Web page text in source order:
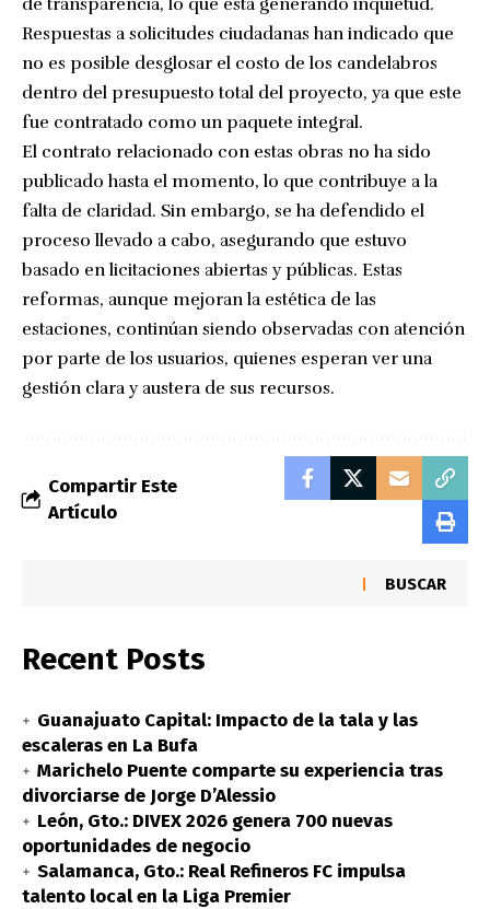
de transparencia, lo que está generando inquietud.
Respuestas a solicitudes ciudadanas han indicado que
no es posible desglosar el costo de los candelabros
dentro del presupuesto total del proyecto, ya que este
fue contratado como un paquete integral.
El contrato relacionado con estas obras no ha sido
publicado hasta el momento, lo que contribuye a la
falta de claridad. Sin embargo, se ha defendido el
proceso llevado a cabo, asegurando que estuvo
basado en licitaciones abiertas y públicas. Estas
reformas, aunque mejoran la estética de las
estaciones, continúan siendo observadas con atención
por parte de los usuarios, quienes esperan ver una
gestión clara y austera de sus recursos.
Compartir Este
Artículo
BUSCAR
Recent Posts
Guanajuato Capital: Impacto de la tala y las
escaleras en La Bufa
Marichelo Puente comparte su experiencia tras
divorciarse de Jorge D’Alessio
León, Gto.: DIVEX 2026 genera 700 nuevas
oportunidades de negocio
Salamanca, Gto.: Real Refineros FC impulsa
talento local en la Liga Premier